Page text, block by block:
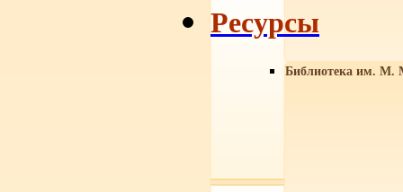
Библиотека им. М.
Ресурсы